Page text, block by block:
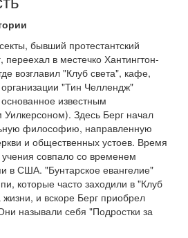
бывший протестантский
переехал в местечко Хантингтон-
возглавил "Клуб света", кафе,
"Тин Челлендж"
известным
Здесь Берг начал
философию, направленную
и общественных устоев. Время
совпало со временем
в США. "Бунтарское евангелие"
которые часто заходили в "Клуб
и вскоре Берг приобрел
называли себя "Подростки за